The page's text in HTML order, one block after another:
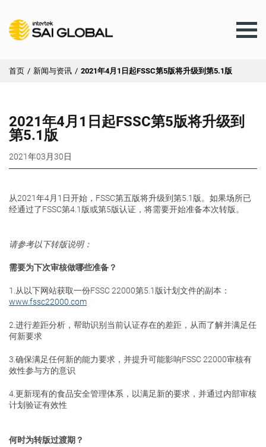
培训
客户服务
关于我们
联系我们
首页 / 新闻与资讯 / 2021年4月1日起FSSC第5版将升级到第5.1版
2021年4月1日起FSSC第5版将升级到
第5.1版
2021年03月30日
从2021年4月1日开始，FSSC第五版将升级到第5.1版。如果场所已
经通过了FSSC第4.1版或第5版认证，将需要开始准备本次转版。
请参考以下转版说明：
需要为下次审核做哪些准备？
1.从以下网站获取一份FSSC 22000第5.1版计划文件的副本：
www.fssc22000.com
2.进行差距分析，帮助识别当前认证存在的差距，从而了解并满足任
何新要求
3.确保满足任何新的能力要求，并提升可能影响FSSC 22000审核有
效性参与方的意识
4.更新现有的食品安全管理体系，以满足新的要求，并通过内部审核
计划验证有效性
何时为转版过渡期？